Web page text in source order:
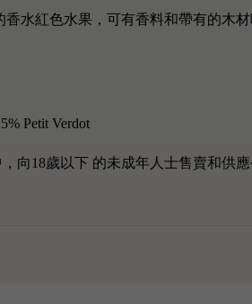
香水紅色水果，可有香料和帶有的
Petit Verdot
向18歲以下 的未成年人士售賣和供